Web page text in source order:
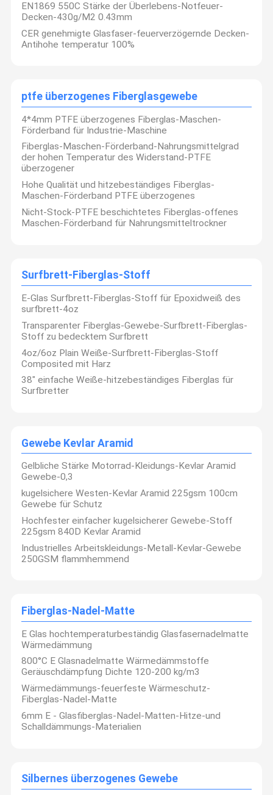
Fabrik-
Verbindung
Fiberglasgewebe
Wärmedämmungsmaterialien
silikonumhülltes Fiberglasgewebe
Wärmedämmungsabdeckungen
Hohes Silikon-Gewebe
Surfbrett-Fiberglas-Stoff
Gewebe Kevlar Aramid
Fiberglas-Nadel-Matte
Silbernes überzogenes Gewebe
Überzogenes Fiberglas-Gewebe PVCs
Feuerfeste Dokumenten-Tasche
EN1869 550C Stärke der Überlebens-Notfeuer-
Decken-430g/M2 0.43mm
CER genehmigte Glasfaser-feuerverzögernde Decken-
Antihohe temperatur 100%
ptfe überzogenes Fiberglasgewebe
4*4mm PTFE überzogenes Fiberglas-Maschen-
Förderband für Industrie-Maschine
Fiberglas-Maschen-Förderband-Nahrungsmittelgrad
der hohen Temperatur des Widerstand-PTFE
überzogener
Hohe Qualität und hitzebeständiges Fiberglas-
Maschen-Förderband PTFE überzogenes
Nicht-Stock-PTFE beschichtetes Fiberglas-offenes
Maschen-Förderband für Nahrungsmitteltrockner
Surfbrett-Fiberglas-Stoff
E-Glas Surfbrett-Fiberglas-Stoff für Epoxidweiß des
surfbrett-4oz
Transparenter Fiberglas-Gewebe-Surfbrett-Fiberglas-
Stoff zu bedecktem Surfbrett
4oz/6oz Plain Weiße-Surfbrett-Fiberglas-Stoff
Composited mit Harz
38" einfache Weiße-hitzebeständiges Fiberglas für
Surfbretter
Gewebe Kevlar Aramid
Gelbliche Stärke Motorrad-Kleidungs-Kevlar Aramid
Gewebe-0,3
kugelsichere Westen-Kevlar Aramid 225gsm 100cm
Gewebe für Schutz
Hochfester einfacher kugelsicherer Gewebe-Stoff
225gsm 840D Kevlar Aramid
Industrielles Arbeitskleidungs-Metall-Kevlar-Gewebe
250GSM flammhemmend
Fiberglas-Nadel-Matte
E Glas hochtemperaturbeständig Glasfasernadelmatte
Wärmedämmung
800°C E Glasnadelmatte Wärmedämmstoffe
Geräuschdämpfung Dichte 120-200 kg/m3
Wärmedämmungs-feuerfeste Wärmeschutz-
Fiberglas-Nadel-Matte
6mm E - Glasfiberglas-Nadel-Matten-Hitze-und
Schalldämmungs-Materialien
Silbernes überzogenes Gewebe
Unionfull® Gruppe Ltd. ist ein Qualitätsumweltfreundliches
(ISO - 9001 u. 2008) modernes, High-Teches Unternehmen, das
Produktlieferant Chinas eine umfassende
Produktpalette einschließlich zur Verfügung:
1) Fiberglas-Gewebe
2) Wärmedämmungs-Materialien
4) silikonumhülltes Fiberglas-Gewebe
5) Fiberglas-Nadel-Matte
7) Fiberglas-Feuer-Decke
8) schweißende Decke